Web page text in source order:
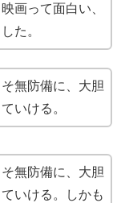
画って面白い、
た。
無防備に、大胆
いける。
無防備に、大胆
いける。しかも